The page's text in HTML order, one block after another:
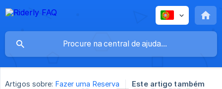
Artigos sobre: Fazer uma Reserva
Este artigo também